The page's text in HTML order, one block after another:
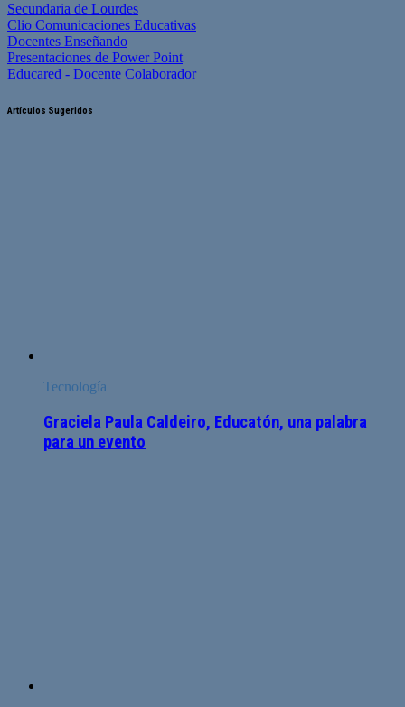
Secundaria de Lourdes
Clio Comunicaciones Educativas
Docentes Enseñando
Presentaciones de Power Point
Educared - Docente Colaborador
Artículos Sugeridos
Tecnología
Graciela Paula Caldeiro, Educatón, una palabra
para un evento